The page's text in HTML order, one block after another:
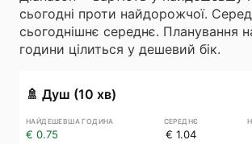
сьогодні проти найдорожчої.
сьогоднішнє середнє. Планування
години цілиться у дешевий бік.
🚿 Душ (10 хв)
€ 0.75 € 1.04